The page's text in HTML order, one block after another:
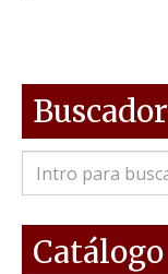
Buscador
Catálogo